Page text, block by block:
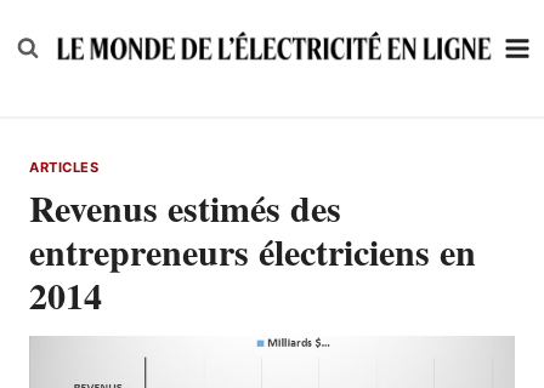
to
ARTICLES
Revenus estimés des
entrepreneurs électriciens en
2014